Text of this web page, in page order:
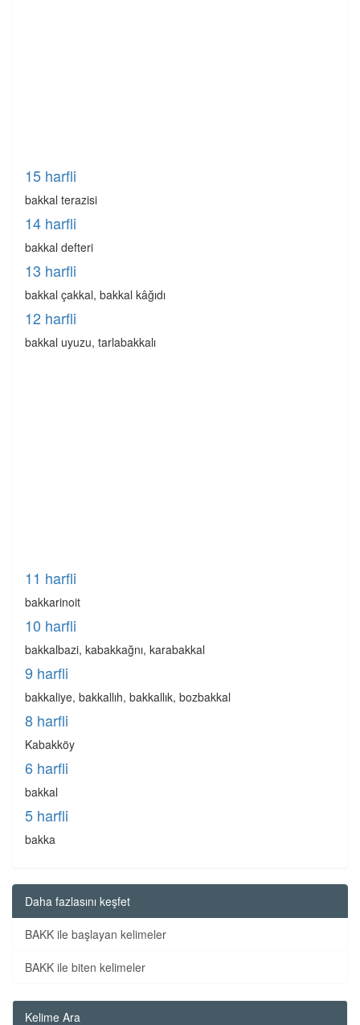
15 harfli
bakkal terazisi
14 harfli
bakkal defteri
13 harfli
bakkal çakkal, bakkal kâğıdı
12 harfli
bakkal uyuzu, tarlabakkalı
11 harfli
bakkarinoit
10 harfli
bakkalbazi, kabakkağnı, karabakkal
9 harfli
bakkaliye, bakkallıh, bakkallık, bozbakkal
8 harfli
Kabakköy
6 harfli
bakkal
5 harfli
bakka
Daha fazlasını keşfet
BAKK ile başlayan kelimeler
BAKK ile biten kelimeler
Kelime Ara